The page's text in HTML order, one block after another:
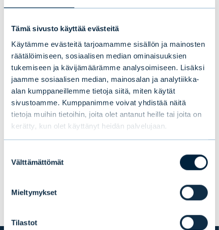
Tämä sivusto käyttää evästeitä
Käytämme evästeitä tarjoamamme sisällön ja mainosten
räätälöimiseen, sosiaalisen median ominaisuuksien
tukemiseen ja kävijämäärämme analysoimiseen. Lisäksi
jaamme sosiaalisen median, mainosalan ja analytiikka-
alan kumppaneillemme tietoja siitä, miten käytät
sivustoamme. Kumppanimme voivat yhdistää näitä
tietoja muihin tietoihin, joita olet antanut heille tai joita on
kerätty, kun olet käyttänyt heidän palvelujaan.
valinta
Välttämättömät
Mieltymykset
Tilastot
ja Latinalainen Amerikka.
Kehittyvissä maissa yhdistyy usein voimakas
talous- ja väestönkasvu. Kehittyville
markkinoille sijoittaminen on riskipitoisempi
ratkaisu, mutta osana hyvää hajautusta niillä
on paikkansa sijoittajan salkussa.